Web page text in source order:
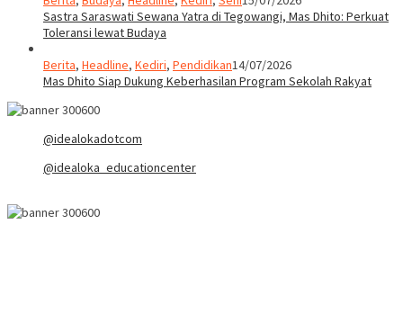
Sastra Saraswati Sewana Yatra di Tegowangi, Mas Dhito: Perkuat
Toleransi lewat Budaya
Berita, Headline, Kediri, Pendidikan14/07/2026
Mas Dhito Siap Dukung Keberhasilan Program Sekolah Rakyat
@idealokadotcom
@idealoka_educationcenter